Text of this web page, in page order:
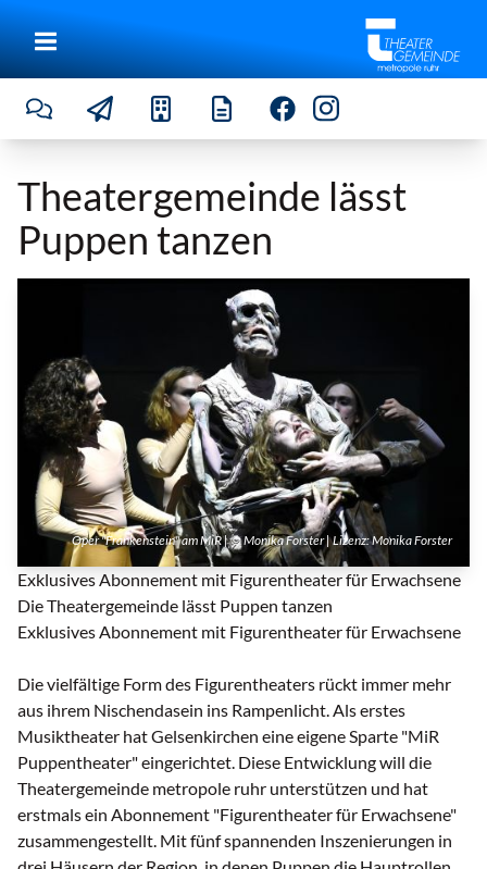
Theatergemeinde lässt
Puppen tanzen
Exklusives Abonnement mit Figurentheater für Erwachsene
Die Theatergemeinde lässt Puppen tanzen
Exklusives Abonnement mit Figurentheater für Erwachsene
Die vielfältige Form des Figurentheaters rückt immer mehr
aus ihrem Nischendasein ins Rampenlicht. Als erstes
Musiktheater hat Gelsenkirchen eine eigene Sparte "MiR
Puppentheater" eingerichtet. Diese Entwicklung will die
Theatergemeinde metropole ruhr unterstützen und hat
erstmals ein Abonnement "Figurentheater für Erwachsene"
zusammengestellt. Mit fünf spannenden Inszenierungen in
Oper "Frankenstein" am MiR | © Monika Forster | Lizenz:Monika Forster